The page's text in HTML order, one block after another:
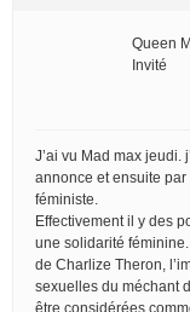
Queen
Invité
J’ai vu Mad max jeudi.
annonce et ensuite par
féministe.
Effectivement il y des
une solidarité
de Charlize Theron,
sexuelles du méchant
être considérées